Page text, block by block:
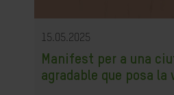
15.05.2025
Manifest per a una
agradable que posa la